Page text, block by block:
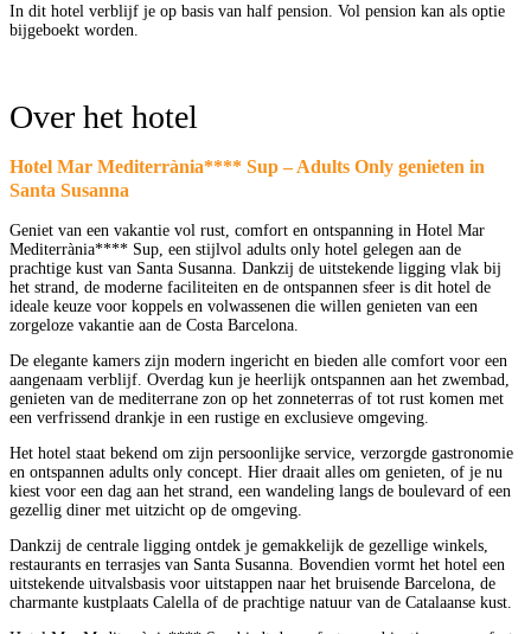
In dit hotel verblijf je op basis van half pension. Vol pension kan als optie
bijgeboekt worden.
Over het hotel
Hotel Mar Mediterrània**** Sup – Adults Only genieten in
Santa Susanna
Geniet van een vakantie vol rust, comfort en ontspanning in Hotel Mar
Mediterrània**** Sup, een stijlvol adults only hotel gelegen aan de
prachtige kust van Santa Susanna. Dankzij de uitstekende ligging vlak bij
het strand, de moderne faciliteiten en de ontspannen sfeer is dit hotel de
ideale keuze voor koppels en volwassenen die willen genieten van een
zorgeloze vakantie aan de Costa Barcelona.
De elegante kamers zijn modern ingericht en bieden alle comfort voor een
aangenaam verblijf. Overdag kun je heerlijk ontspannen aan het zwembad,
genieten van de mediterrane zon op het zonneterras of tot rust komen met
een verfrissend drankje in een rustige en exclusieve omgeving.
Het hotel staat bekend om zijn persoonlijke service, verzorgde gastronomie
en ontspannen adults only concept. Hier draait alles om genieten, of je nu
kiest voor een dag aan het strand, een wandeling langs de boulevard of een
gezellig diner met uitzicht op de omgeving.
Dankzij de centrale ligging ontdek je gemakkelijk de gezellige winkels,
restaurants en terrasjes van Santa Susanna. Bovendien vormt het hotel een
uitstekende uitvalsbasis voor uitstappen naar het bruisende Barcelona, de
charmante kustplaats Calella of de prachtige natuur van de Catalaanse kust.